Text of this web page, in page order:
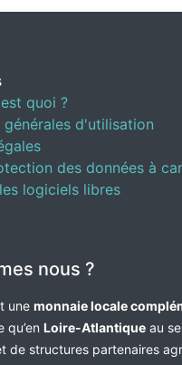
quoi ?
d'utilisation
des données à
logiciels libres
nous ?
une monnaie locale
qu’en Loire-Atlantique au
de structures partenaires